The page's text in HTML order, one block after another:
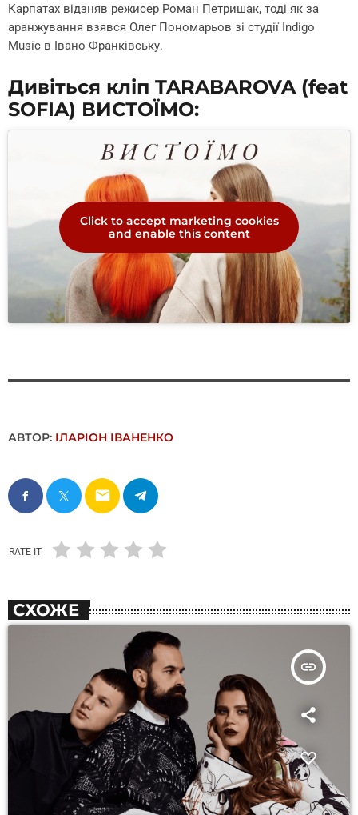
Карпатах відзняв режисер Роман Петришак, тоді як за
аранжування взявся Олег Пономарьов зі студії Indigo
Music в Івано-Франківську.
Дивіться кліп TARABAROVA (feat
SOFIA) ВИСТОЇМО:
Click to accept marketing cookies
and enable this content
АВТОР: ІЛАРІОН ІВАНЕНКО
email
RATE IT
СХОЖЕ
insert_link